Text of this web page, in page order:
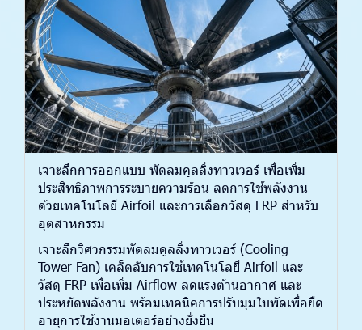
เจาะลึกการออกแบบ พัดลมคูลลิ่งทาวเวอร์ เพื่อเพิ่ม
ประสิทธิภาพการระบายความร้อน ลดการใช้พลังงาน
ด้วยเทคโนโลยี Airfoil และการเลือกวัสดุ FRP สำหรับ
อุตสาหกรรม
เจาะลึกวิศวกรรมพัดลมคูลลิ่งทาวเวอร์ (Cooling
Tower Fan) เคล็ดลับการใช้เทคโนโลยี Airfoil และ
วัสดุ FRP เพื่อเพิ่ม Airflow ลดแรงต้านอากาศ และ
ประหยัดพลังงาน พร้อมเทคนิคการปรับมุมใบพัดเพื่อยืด
อายุการใช้งานมอเตอร์อย่างยั่งยืน